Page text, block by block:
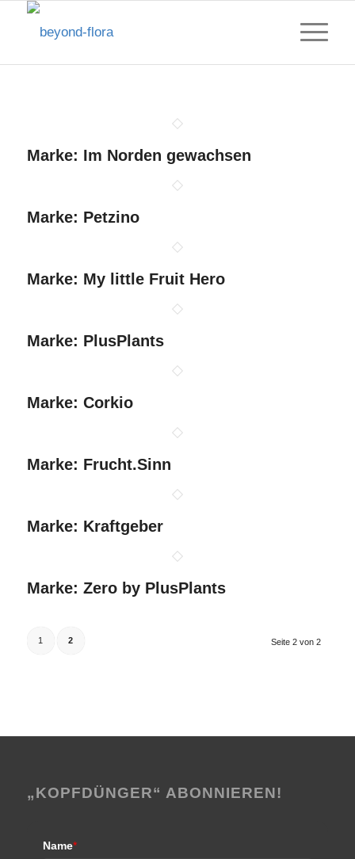
Marke: Im Norden gewachsen
Marke: Petzino
Marke: My little Fruit Hero
Marke: PlusPlants
Marke: Corkio
Marke: Frucht.Sinn
Marke: Kraftgeber
Marke: Zero by PlusPlants
Seite 2 von 2
1 2
„KOPFDÜNGER“ ABONNIEREN!
Name*